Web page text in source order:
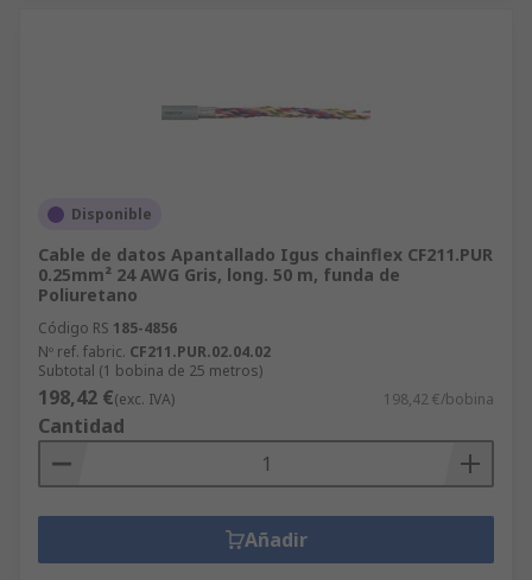
Disponible
Cable de datos Apantallado Igus chainflex CF211.PUR
0.25mm² 24 AWG Gris, long. 50 m, funda de
Poliuretano
Código RS 185-4856
Nº ref. fabric. CF211.PUR.02.04.02
Subtotal (1 bobina de 25 metros)
198,42 €(exc. IVA) 198,42 €/bobina
Cantidad
Añadir